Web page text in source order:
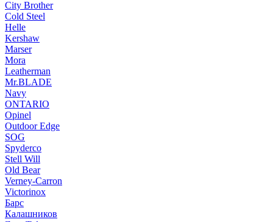
City Brother
Cold Steel
Helle
Kershaw
Marser
Mora
Leatherman
Mr.BLADE
Navy
ONTARIO
Opinel
Outdoor Edge
SOG
Spyderco
Stell Will
Old Bear
Verney-Carron
Victorinox
Барс
Калашников